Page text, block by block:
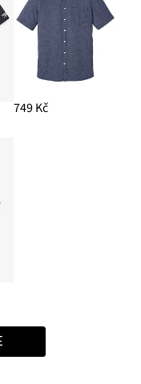
749 Kč